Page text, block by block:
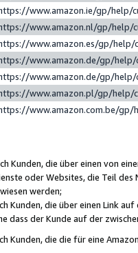
www.amazon.ie/gp/help/
www.amazon.nl/gp/help/
www.amazon.es/gp/help/
www.amazon.de/gp/
www.amazon.de/gp/
www.amazon.pl/gp/help/
www.amazon.com.be/gp/
Kunden, die über einen von
oder Websites, die Teil des
werden;
Kunden, die über einen Link
dass der Kunde auf der
Kunden, die die für eine